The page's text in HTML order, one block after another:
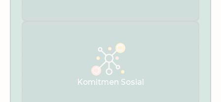
Komitmen Sosial